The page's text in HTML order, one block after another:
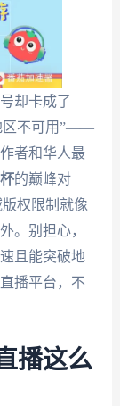
却卡成了
区不可用”——
者和华人最
的巅峰对
权限制就像
。别担心，
且能突破地
播平台，不
播这么